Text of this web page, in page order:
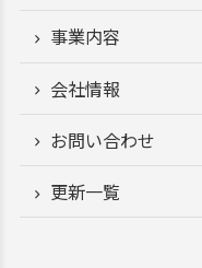
事業内容
会社情報
お問い合わせ
更新一覧